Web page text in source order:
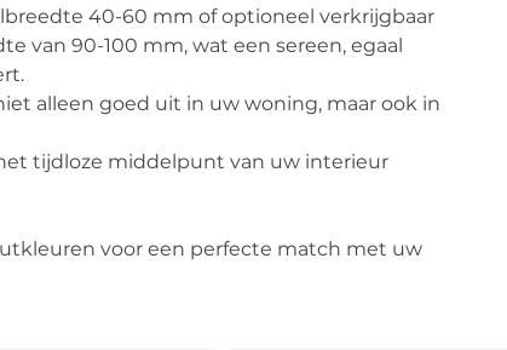
40-60 mm of optioneel verkrijgbaar
van 90-100 mm, wat een sereen, egaal
alleen goed uit in uw woning, maar ook in
tijdloze middelpunt van uw interieur
voor een perfecte match met uw